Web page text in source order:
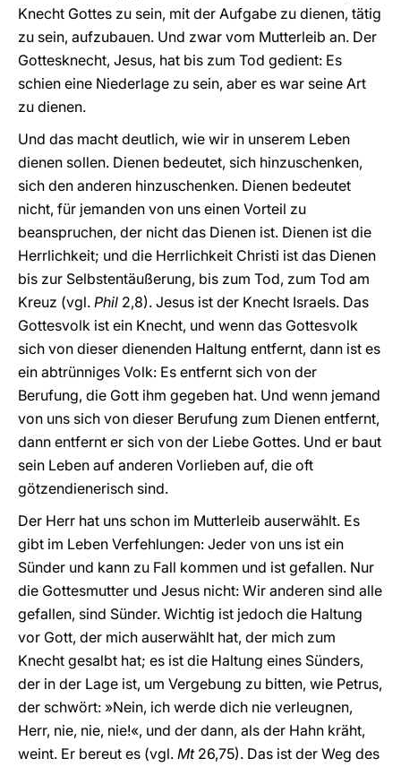
Knecht Gottes zu sein, mit der Aufgabe zu dienen, tätig
zu sein, aufzubauen. Und zwar vom Mutterleib an. Der
Gottesknecht, Jesus, hat bis zum Tod gedient: Es
schien eine Niederlage zu sein, aber es war seine Art
zu dienen.
Und das macht deutlich, wie wir in unserem Leben
dienen sollen. Dienen bedeutet, sich hinzuschenken,
sich den anderen hinzuschenken. Dienen bedeutet
nicht, für jemanden von uns einen Vorteil zu
beanspruchen, der nicht das Dienen ist. Dienen ist die
Herrlichkeit; und die Herrlichkeit Christi ist das Dienen
bis zur Selbstentäußerung, bis zum Tod, zum Tod am
Kreuz (vgl. Phil 2,8). Jesus ist der Knecht Israels. Das
Gottesvolk ist ein Knecht, und wenn das Gottesvolk
sich von dieser dienenden Haltung entfernt, dann ist es
ein abtrünniges Volk: Es entfernt sich von der
Berufung, die Gott ihm gegeben hat. Und wenn jemand
von uns sich von dieser Berufung zum Dienen entfernt,
dann entfernt er sich von der Liebe Gottes. Und er baut
sein Leben auf anderen Vorlieben auf, die oft
götzendienerisch sind.
Der Herr hat uns schon im Mutterleib auserwählt. Es
gibt im Leben Verfehlungen: Jeder von uns ist ein
Sünder und kann zu Fall kommen und ist gefallen. Nur
die Gottesmutter und Jesus nicht: Wir anderen sind alle
gefallen, sind Sünder. Wichtig ist jedoch die Haltung
vor Gott, der mich auserwählt hat, der mich zum
Knecht gesalbt hat; es ist die Haltung eines Sünders,
der in der Lage ist, um Vergebung zu bitten, wie Petrus,
der schwört: »Nein, ich werde dich nie verleugnen,
Herr, nie, nie, nie!«, und der dann, als der Hahn kräht,
weint. Er bereut es (vgl. Mt26,75). Das ist der Weg des